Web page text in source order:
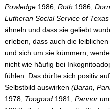
Powledge 1986; Roth 1986;
Lutheran Social Service of Texas
ähneln und dass sie geliebt
erleben, dass auch die
und sich um sie kümmern,
nicht wie häufig bei
fühlen. Das dürfte sich positiv
Selbstbild auswirken (Baran,
1978; Toogood 1981; Pannor